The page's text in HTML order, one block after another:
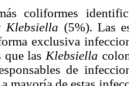
coliformes
Klebsiella (5%). Las
exclusiva
que lasKlebsiella
de